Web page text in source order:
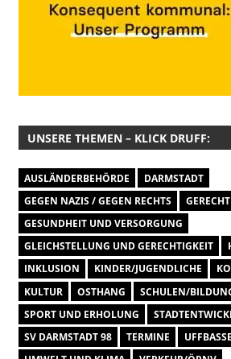
UNSERE THEMEN – KLICK DRUFF:
AUSLÄNDERBEHÖRDE
DARMSTADT
GEGEN NAZIS / GEGEN RECHTS
GESUNDHEIT UND VERSORGUNG
GLEICHSTELLUNG UND GERECHTIGKEIT
INKLUSION
KINDER/JUGENDLICHE
KULTUR
OSTHANG SCHULEN/
SPORT UND ERHOLUNG
SV DARMSTADT 98
TERMINE
UFFBASSE